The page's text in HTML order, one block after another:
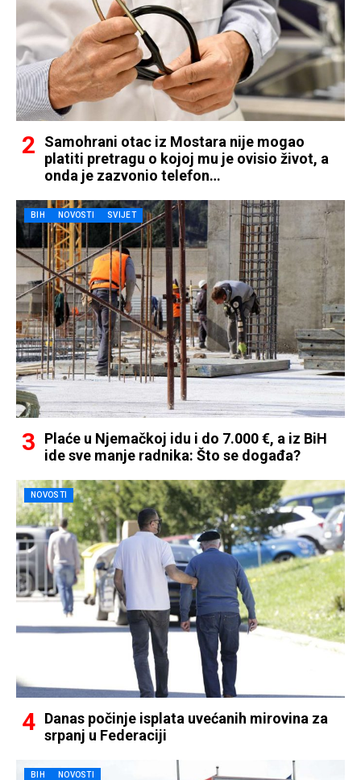
Samohrani otac iz Mostara nije mogao
platiti pretragu o kojoj mu je ovisio život, a
onda je zazvonio telefon…
BIH NOVOSTI SVIJET
Plaće u Njemačkoj idu i do 7.000 €, a iz BiH
ide sve manje radnika: Što se događa?
NOVOSTI
Danas počinje isplata uvećanih mirovina za
srpanj u Federaciji
BIH NOVOSTI